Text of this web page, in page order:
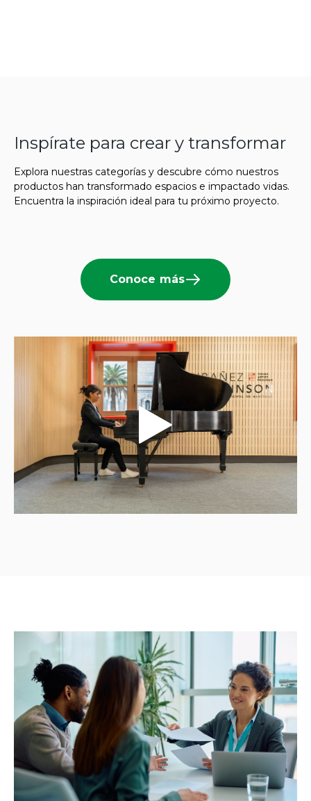
Inspírate para crear y transformar
Explora nuestras categorías y descubre cómo nuestros
productos han transformado espacios e impactado vidas.
Encuentra la inspiración ideal para tu próximo proyecto.
Conoce más